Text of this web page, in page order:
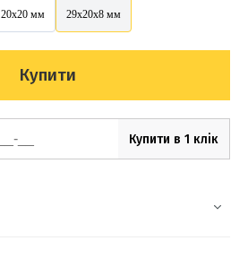
20х20 мм 29х20х8 мм
Купити
Купити в 1 клік